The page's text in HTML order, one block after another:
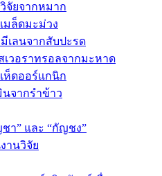
จัยจากหมาก
มล็ดมะม่วง
เลนจากสับปะรด
เวอราทรอลจากมะหาด
ห็ดออร์แกนิก
จากรำข้าว
า” และ “กัญชง”
านวิจัย